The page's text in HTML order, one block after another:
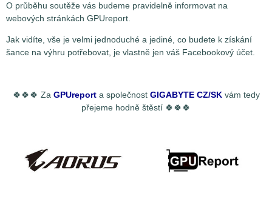
O průběhu soutěže vás budeme pravidelně informovat na
webových stránkách GPUreport.
Jak vidíte, vše je velmi jednoduché a jediné, co budete k získání
šance na výhru potřebovat, je vlastně jen váš Facebookový účet.
🍀🍀🍀 Za GPUreporta společnost GIGABYTE CZ/SKvám tedy
přejeme hodně štěstí 🍀🍀🍀